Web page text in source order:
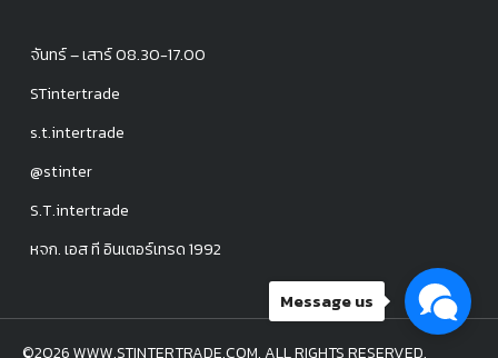
จันทร์ – เสาร์ 08.30-17.00
STintertrade
s.t.intertrade
@stinter
S.T.intertrade
หจก. เอส ที อินเตอร์เทรด 1992
©2026 WWW.STINTERTRADE.COM. ALL RIGHTS RESERVED.
Message us